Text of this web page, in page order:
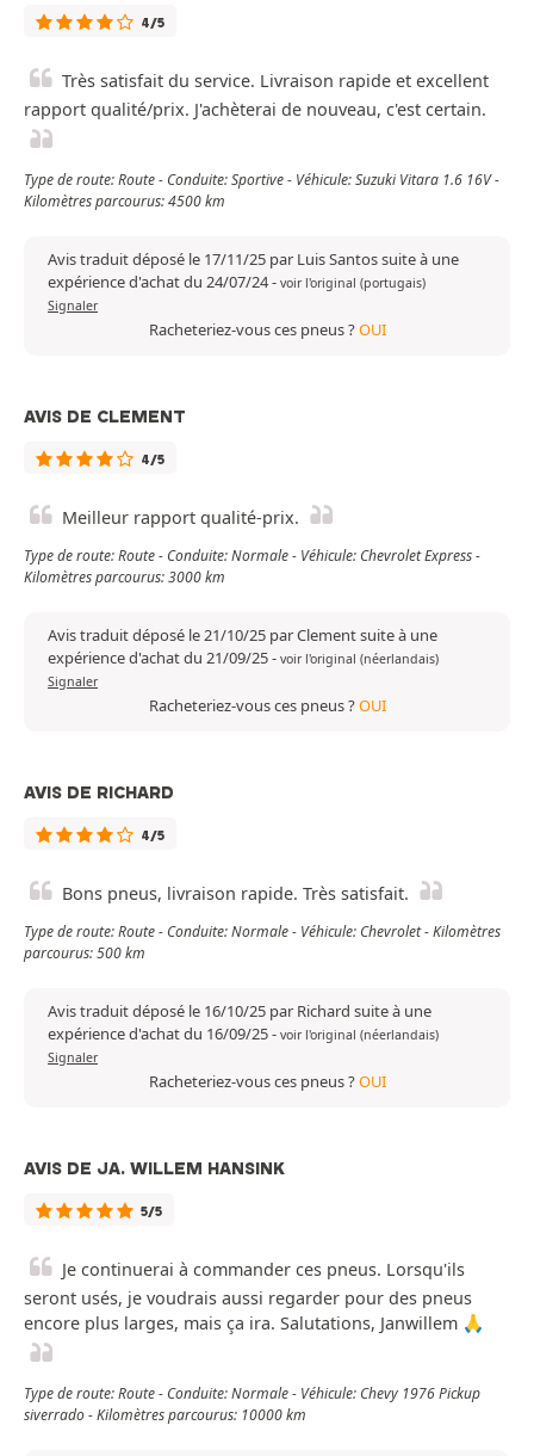
4/5
Très satisfait du service. Livraison rapide et excellent
rapport qualité/prix. J'achèterai de nouveau, c'est certain.
Type de route: Route - Conduite: Sportive - Véhicule: Suzuki Vitara 1.6 16V -
Kilomètres parcourus: 4500 km
Avis traduit déposé le 17/11/25 par Luis Santos suite à une
expérience d'achat du 24/07/24- voir l'original (portugais)
Signaler
Racheteriez-vous ces pneus ?OUI
AVIS DE CLEMENT
4/5
Meilleur rapport qualité-prix.
Type de route: Route - Conduite: Normale - Véhicule: Chevrolet Express -
Kilomètres parcourus: 3000 km
Avis traduit déposé le 21/10/25 par Clement suite à une
expérience d'achat du 21/09/25- voir l'original (néerlandais)
Signaler
Racheteriez-vous ces pneus ?OUI
AVIS DE RICHARD
4/5
Bons pneus, livraison rapide. Très satisfait.
Type de route: Route - Conduite: Normale - Véhicule: Chevrolet - Kilomètres
parcourus: 500 km
Avis traduit déposé le 16/10/25 par Richard suite à une
expérience d'achat du 16/09/25- voir l'original (néerlandais)
Signaler
Racheteriez-vous ces pneus ?OUI
AVIS DE JA. WILLEM HANSINK
5/5
Je continuerai à commander ces pneus. Lorsqu'ils
seront usés, je voudrais aussi regarder pour des pneus
encore plus larges, mais ça ira. Salutations, Janwillem 🙏
Type de route: Route - Conduite: Normale - Véhicule: Chevy 1976 Pickup
siverrado - Kilomètres parcourus: 10000 km